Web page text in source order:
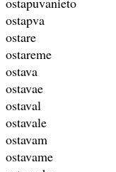
ostapva
ostare
ostareme
ostava
ostavae
ostaval
ostavale
ostavam
ostavame